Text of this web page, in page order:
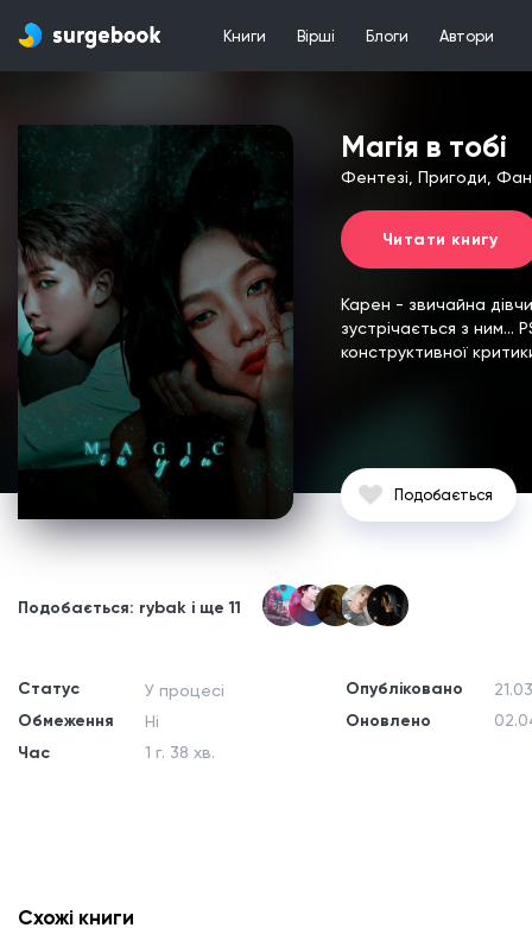
Книги Вірші Блоги Автори
Магія в тобі
Фентезі, Пригоди,
Читати книгу
Карен - звичайна
зустрічається з ним...
конструктивної
Подобається
Подобається: rybak і ще 11
Статус
Обмеження
Час
У процесі
Ні
1 г. 38 хв.
Опубліковано
Оновлено
Схожі книги